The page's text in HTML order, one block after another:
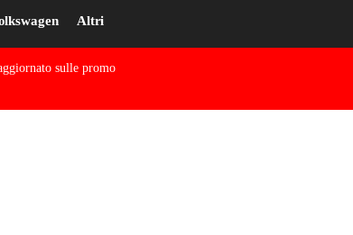
Altri
sulle promo